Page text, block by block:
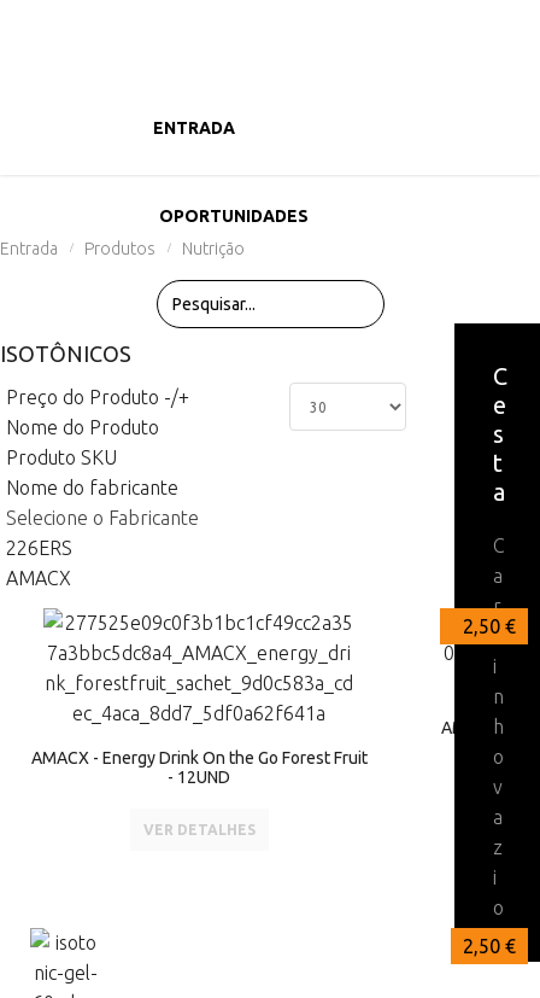
ENTRADA
OPORTUNIDADES
Entrada
/ Produtos / Nutrição
ISOTÔNICOS
Preço do Produto -/+
Nome do Produto
Produto SKU
Nome do fabricante
Selecione o Fabricante
226ERS
AMACX
32,95 €
AMACX - Energy Drink On the Go Forest Fruit
- 12UND
VER DETALHES
32,95 €
AMACX -
2,50 €
2,50 €
C
e
s
t
a
C
a
r
r
i
n
h
o
v
a
z
i
o